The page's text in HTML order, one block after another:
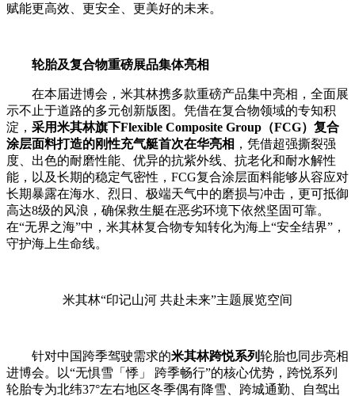
赋能更高效、更安全、更美好的未来。
轮胎及复合物重磅展品集体亮相
在本届进博会，米其林携多款重磅产品集中亮相，全面展
示不止于道路的多元创新版图。凭借在复合物领域的专知积
淀， 采用米其林旗下Flexible Composite Group（FCG）复合
涂层面料打造的刚性充气艇首次在华亮相 ，凭借超强撕裂强
度、出色的耐磨性能、优异的抗紫外线、抗老化和耐水解性
能，以及长期的稳定气密性，FCG复合涂层面料能够从容应对
长期暴露在海水、烈日、极端天气中的磨损与冲击，更可抵御
高达8级的风浪，确保救生艇在恶劣环境下依然坚固可靠。
在“无界之海”中，米其林复合物专知转化为海上“安全结界”，
守护海上生命线。
米其林“印记山河 共赴未来”主题展览空间
针对中国跨季驾驶需求的米其林跨悦系列轮胎也同步亮相
进博会。以“无惧雪「悸」 跨季畅行”的核心优势，跨悦系列
轮胎专为北纬37°左右地区冬季偶有降雪、跨城通勤、自驾出